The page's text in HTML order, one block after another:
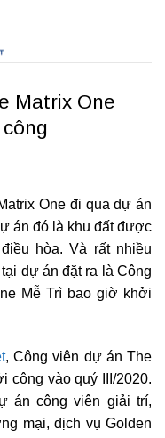
Matrix One
One đi qua dự án
án đó là khu đất được
hòa. Và rất nhiều
dự án đặt ra là Công
Mễ Trì bao giờ khởi
, Công viên dự án The
công vào quý III/2020.
án công viên giải trí,
mại, dịch vụ Golden